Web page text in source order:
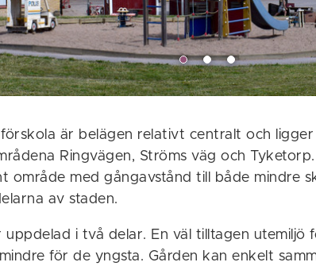
är belägen relativt centralt och ligger
Ringvägen, Ströms väg och
område med gångavstånd till både mindre
av staden.
uppdelad i två delar. En väl tilltagen utemiljö
för de yngsta. Gården kan enkelt